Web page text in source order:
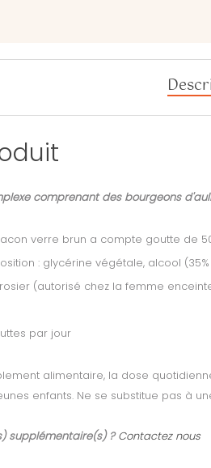
comprenant des bourgeons
verre brun a compte goutte de
: glycérine végétale, alcool
(autorisé chez la femme
par jour
alimentaire, la dose
enfants. Ne se substitue pas à
supplémentaire(s) ?Contactez nous